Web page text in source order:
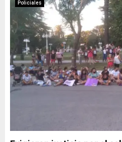
Policiales